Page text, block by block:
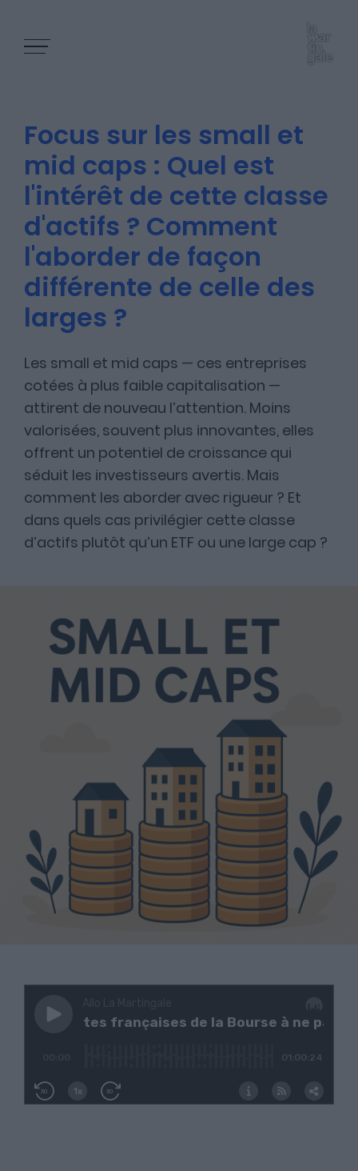
Les épisodes
Les articles
A propos
Fundora
Merci à notre partenaire !
Focus sur les small et
mid caps : Quel est
l'intérêt de cette classe
d'actifs ? Comment
l'aborder de façon
différente de celle des
larges ?
Les small et mid caps — ces entreprises
cotées à plus faible capitalisation —
attirent de nouveau l’attention. Moins
valorisées, souvent plus innovantes, elles
offrent un potentiel de croissance qui
séduit les investisseurs avertis. Mais
comment les aborder avec rigueur ? Et
dans quels cas privilégier cette classe
d’actifs plutôt qu’un ETF ou une large cap ?